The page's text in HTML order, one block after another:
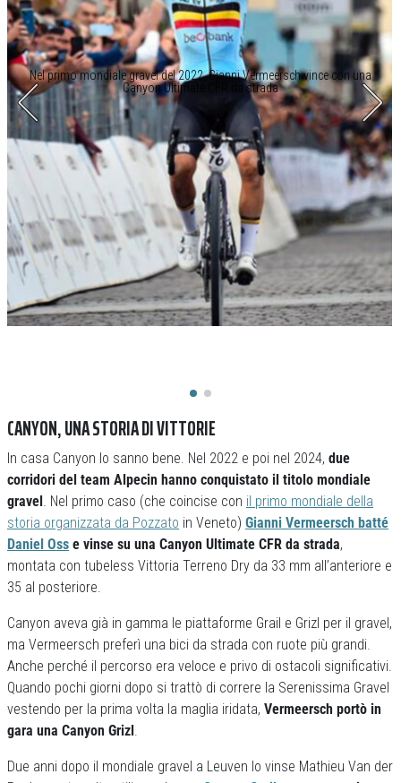
Nel primo mondiale gravel del 2022, Gianni Vermeersch vince con una
Canyon Ultimate CFR da strada
CANYON, UNA STORIA DI VITTORIE
In casa Canyon lo sanno bene. Nel 2022 e poi nel 2024, due
corridori del team Alpecin hanno conquistato il titolo mondiale
gravel . Nel primo caso (che coincise con il primo mondiale della
storia organizzata da Pozzato in Veneto) Gianni Vermeersch batté
Daniel Oss e vinse su una Canyon Ultimate CFR da strada,
montata con tubeless Vittoria Terreno Dry da 33 mm all’anteriore e
35 al posteriore.
Canyon aveva già in gamma le piattaforme Grail e Grizl per il gravel,
ma Vermeersch preferì una bici da strada con ruote più grandi.
Anche perché il percorso era veloce e privo di ostacoli significativi.
Quando pochi giorni dopo si trattò di correre la Serenissima Gravel
vestendo per la prima volta la maglia iridata, Vermeersch portò in
gara una Canyon Grizl .
Due anni dopo il mondiale gravel a Leuven lo vinse Mathieu Van der